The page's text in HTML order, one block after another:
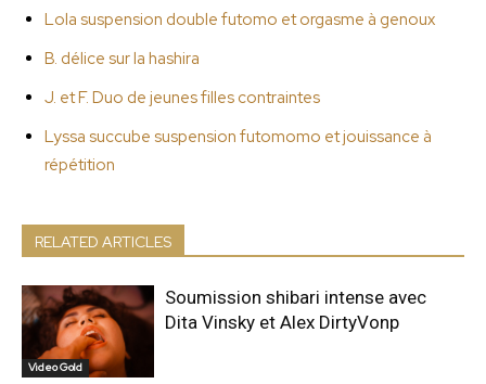
Lola suspension double futomo et orgasme à genoux
B. délice sur la hashira
J. et F. Duo de jeunes filles contraintes
Lyssa succube suspension futomomo et jouissance à
répétition
RELATED ARTICLES
Video Gold
Soumission shibari intense avec
Dita Vinsky et Alex DirtyVonp